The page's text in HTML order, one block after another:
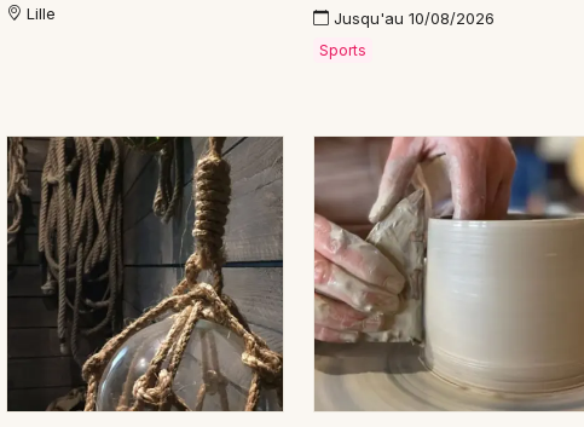
59 - Nord
Choisir mes départements
Mon email
Lille
Jusqu'au 10/08/2026
Sports